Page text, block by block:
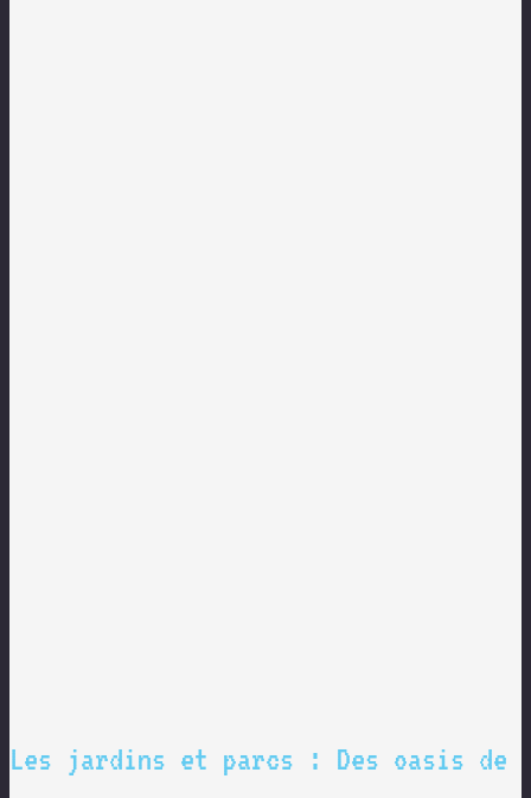
Les jardins et parcs : Des oasis de